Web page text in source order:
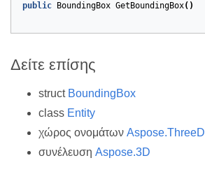
public BoundingBox GetBoundingBox()
Δείτε επίσης
struct BoundingBox
class Entity
χώρος ονομάτων Aspose.ThreeD
συνέλευση Aspose.3D